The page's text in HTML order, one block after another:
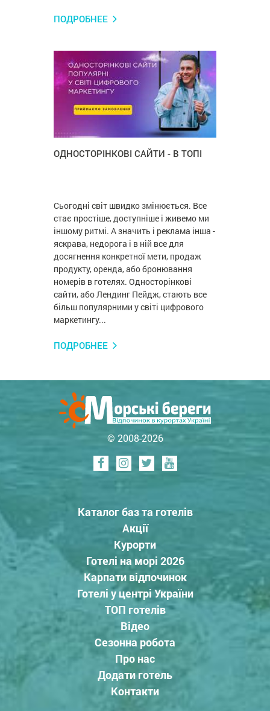
ПОДРОБНЕЕ
ОДНОСТОРІНКОВІ САЙТИ - В ТОПІ
Сьогодні світ швидко змінюється. Все
стає простіше, доступніше і живемо ми
іншому ритмі. А значить і реклама інша -
яскрава, недорога і в ній все для
досягнення конкретної мети, продаж
продукту, оренда, або бронювання
номерів в готелях. Односторінкові
сайти, або Лендинг Пейдж, стають все
більш популярними у світі цифрового
маркетингу...
ПОДРОБНЕЕ
© 2008-2026
Каталог баз та готелів
Акції
Курорти
Готелі на морі 2026
Карпати відпочинок
Готелі у центрі України
ТОП готелів
Відео
Сезонна робота
Про нас
Додати готель
Контакти